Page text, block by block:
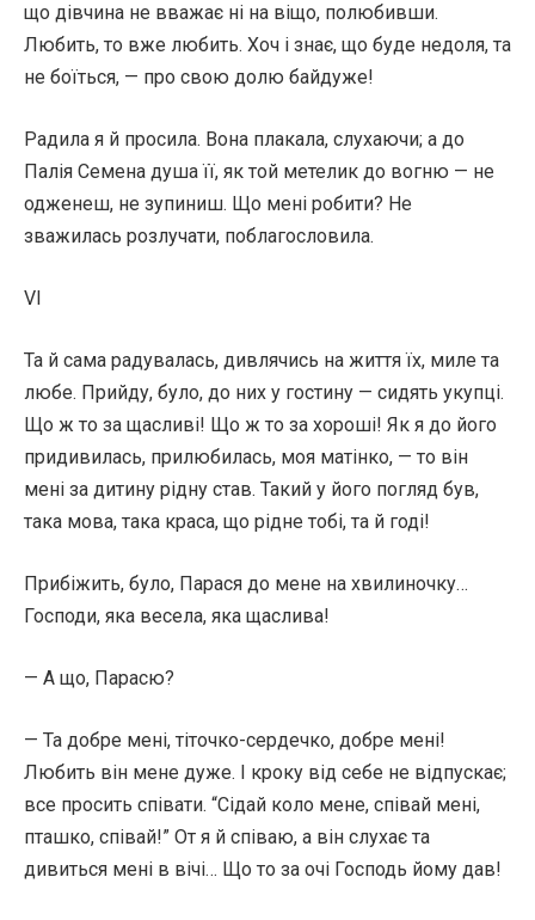
що дівчина не вважає ні на віщо, полюбивши.
Любить, то вже любить. Хоч і знає, що буде недоля, та
не боїться, — про свою долю байдуже!
Радила я й просила. Вона плакала, слухаючи; а до
Палія Семена душа її, як той метелик до вогню — не
одженеш, не зупиниш. Що мені робити? Не
зважилась розлучати, поблагословила.
VI
Та й сама радувалась, дивлячись на життя їх, миле та
любе. Прийду, було, до них у гостину — сидять укупці.
Що ж то за щасливі! Що ж то за хороші! Як я до його
придивилась, прилюбилась, моя матінко, — то він
мені за дитину рідну став. Такий у його погляд був,
така мова, така краса, що рідне тобі, та й годі!
Прибіжить, було, Парася до мене на хвилиночку…
Господи, яка весела, яка щаслива!
— А що, Парасю?
— Та добре мені, тіточко-сердечко, добре мені!
Любить він мене дуже. І кроку від себе не відпускає;
все просить співати. “Сідай коло мене, співай мені,
пташко, співай!” От я й співаю, а він слухає та
дивиться мені в вічі… Що то за очі Господь йому дав!